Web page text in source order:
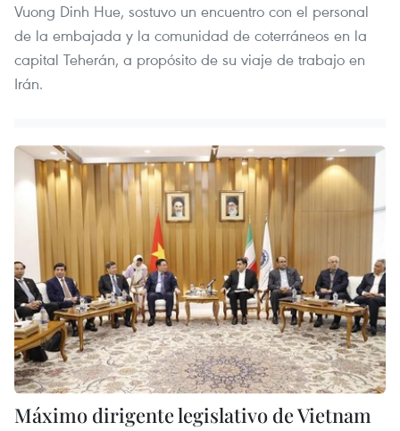
Vuong Dinh Hue, sostuvo un encuentro con el personal
de la embajada y la comunidad de coterráneos en la
capital Teherán, a propósito de su viaje de trabajo en
Irán.
Máximo dirigente legislativo de Vietnam